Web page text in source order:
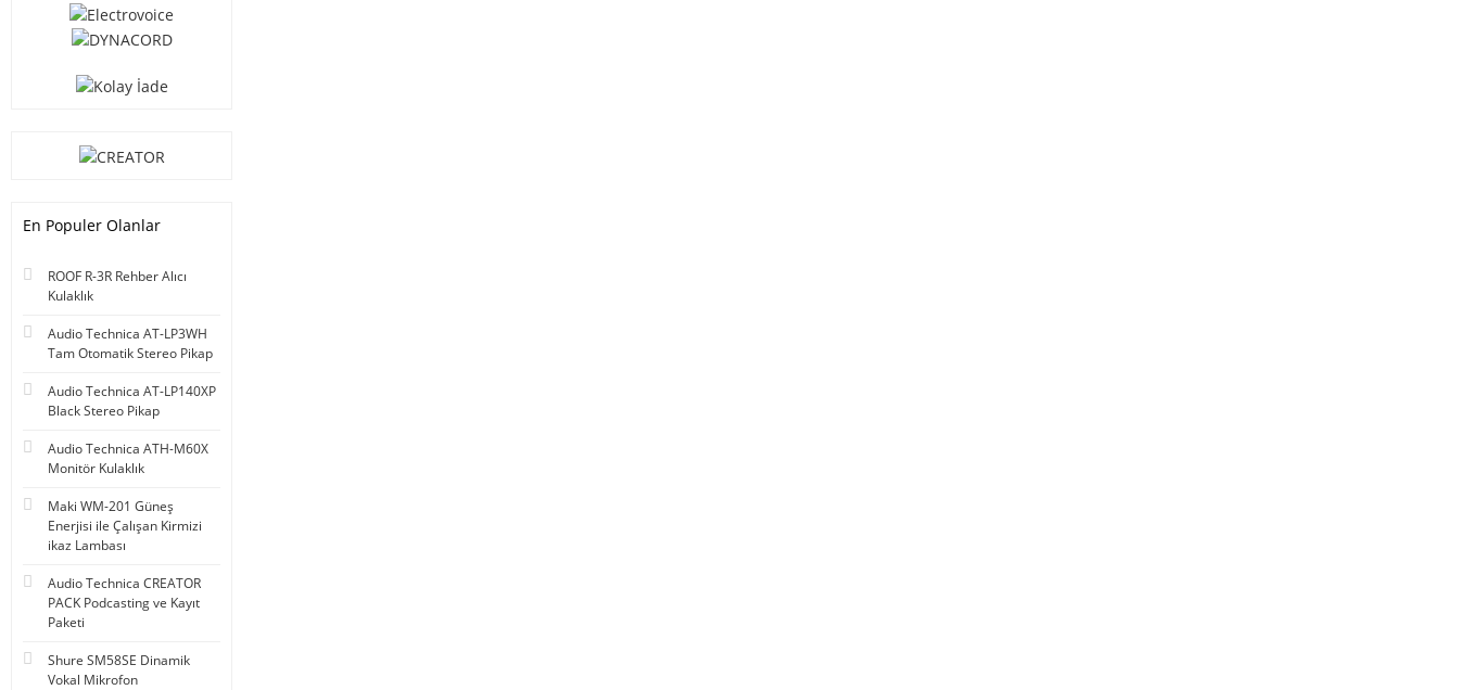
En Populer Olanlar
ROOF R-3R Rehber Alıcı
Kulaklık
Audio Technica AT-LP3WH
Tam Otomatik Stereo Pikap
Audio Technica AT-LP140XP
Black Stereo Pikap
Audio Technica ATH-M60X
Monitör Kulaklık
Maki WM-201 Güneş
Enerjisi ile Çalışan Kirmizi
ikaz Lambası
Audio Technica CREATOR
PACK Podcasting ve Kayıt
Paketi
Shure SM58SE Dinamik
Vokal Mikrofon